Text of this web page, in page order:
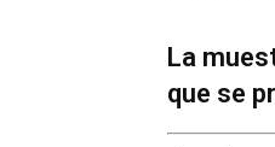
La
que se